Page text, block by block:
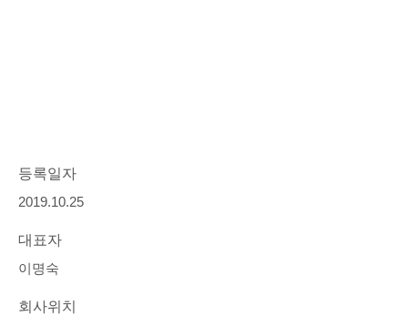
등록일자
2019.10.25
대표자
이명숙
회사위치